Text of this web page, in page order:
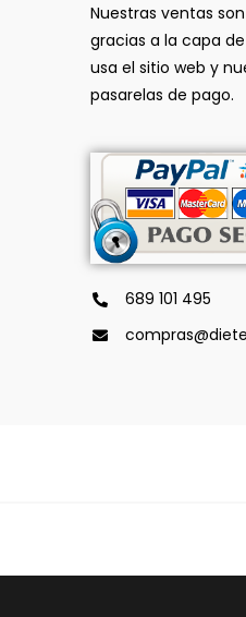
Nuestras ventas son
gracias a la capa
usa el sitio web y
pasarelas de pago.
689 101 495